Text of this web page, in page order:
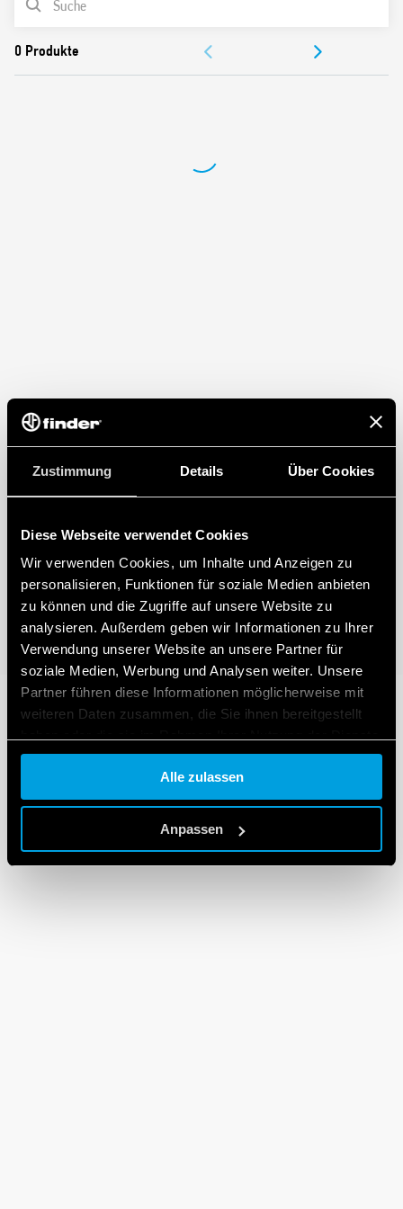
Zustimmung Details Über Cookies
Diese Webseite verwendet Cookies
Wir verwenden Cookies, um Inhalte und Anzeigen zu
personalisieren, Funktionen für soziale Medien anbieten
zu können und die Zugriffe auf unsere Website zu
analysieren. Außerdem geben wir Informationen zu Ihrer
Verwendung unserer Website an unsere Partner für
soziale Medien, Werbung und Analysen weiter. Unsere
Partner führen diese Informationen möglicherweise mit
weiteren Daten zusammen, die Sie ihnen bereitgestellt
gesammelt haben.
Cookie policy.
Alle zulassen
Anpassen
Nennleistung 10 A – 250 V